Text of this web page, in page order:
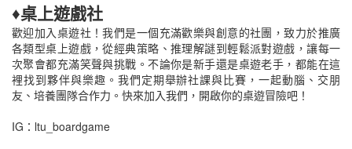
♦桌上遊戲社
歡迎加入桌遊社！我們是一個充滿歡樂與創意的社團，致力於推廣
各類型桌上遊戲，從經典策略、推理解謎到輕鬆派對遊戲，讓每一
次聚會都充滿笑聲與挑戰。不論你是新手還是桌遊老手，都能在這
裡找到夥伴與樂趣。我們定期舉辦社課與比賽，一起動腦、交朋
友、培養團隊合作力。快來加入我們，開啟你的桌遊冒險吧！
IG：ltu_boardgame